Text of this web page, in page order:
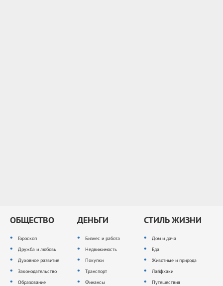
ОБЩЕСТВО
Гороскоп
Дружба и любовь
Духовное развитие
Законодательство
Образование
ДЕНЬГИ
Бизнес и работа
Недвижимость
Покупки
Транспорт
Финансы
СТИЛЬ ЖИЗНИ
Дом и дача
Еда
Животные и природа
Лайфхаки
Путешествия